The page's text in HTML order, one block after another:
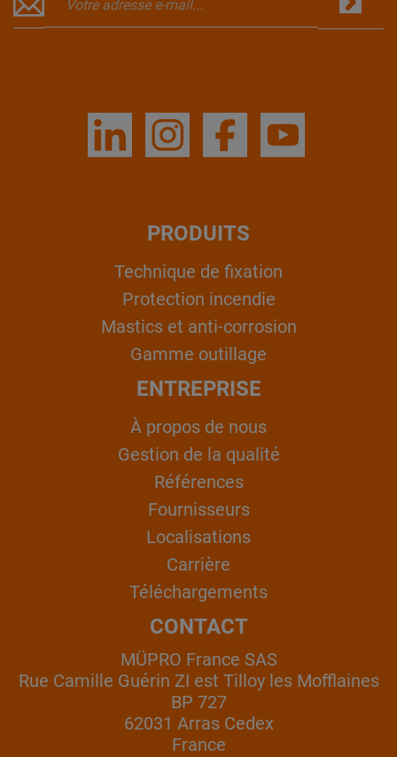
PRODUITS
Technique de fixation
Protection incendie
Mastics et anti-corrosion
Gamme outillage
ENTREPRISE
À propos de nous
Gestion de la qualité
Références
Fournisseurs
Localisations
Carrière
Téléchargements
CONTACT
MÜPRO France SAS
Rue Camille Guérin ZI est Tilloy les Mofflaines
BP 727
62031 Arras Cedex
France